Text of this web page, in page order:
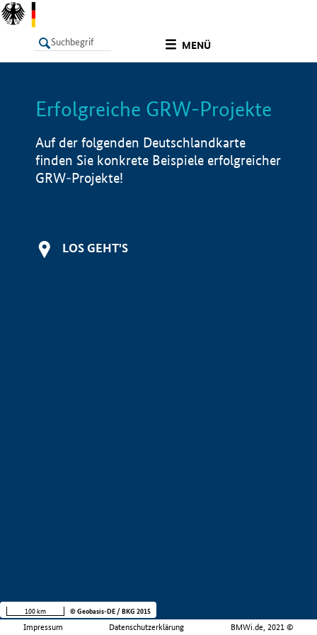
MENÜ
LISTE Info
Erfolgreiche GRW-Projekte
Auf der folgenden Deutschlandkarte
finden Sie konkrete Beispiele erfolgreicher
GRW-Projekte!
LOS GEHT'S
Impressum Datenschutzerklärung BMWi.de, 2021 ©
100 km © Geobasis-DE / BKG 2015